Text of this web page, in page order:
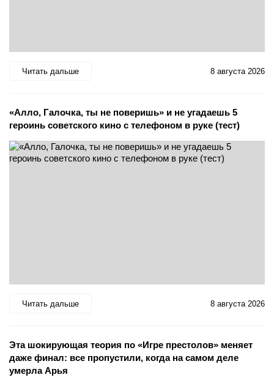
Читать дальше 8 августа 2026
«Алло, Галочка, ты не поверишь» и не угадаешь 5
героинь советского кино с телефоном в руке (тест)
Читать дальше 8 августа 2026
Эта шокирующая теория по «Игре престолов» меняет
даже финал: все пропустили, когда на самом деле
умерла Арья